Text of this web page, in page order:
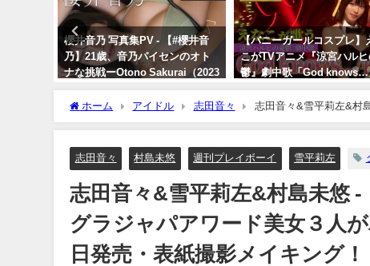
【バニーガールコスプレ】えな
こがTVアニメ『涼宮ハルヒの憂
鬱』劇中歌「God knows…」を
神カバー！！
10/17/2024
【1st写真集】「まるごと」
しました。【メイキング】 |
ぴ / marupiさんより
ホーム アイドル 志田音々
志田音々&雪平莉左&村
ニーちゃんで登場!! ＜2023年1月4日発売・表紙撮影メイキン
志田音々 村島未悠 週刊プレイボーイ 雪平莉左
志田音々&雪平莉左&村島未悠 -
グラジャパアワード美女３人
日発売・表紙撮影メイキング